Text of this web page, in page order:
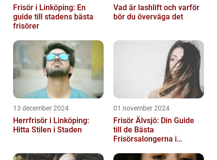
Frisör i Linköping: En
guide till stadens bästa
frisörer
Vad är lashlift och varför
bör du överväga det
13 december 2024
Herrfrisör i Linköping:
Hitta Stilen i Staden
01 november 2024
Frisör Älvsjö: Din Guide
till de Bästa
Frisörsalongerna i